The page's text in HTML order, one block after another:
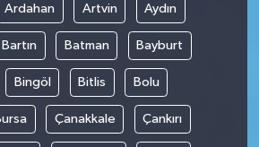
Ardahan Artvin Aydın
Bartın Batman Bayburt
Bingöl Bitlis Bolu
Çanakkale Çankırı